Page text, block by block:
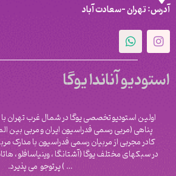
آدرس: تهران -سعادت آباد
استودیو آناندا یوگا
اولین استودیو تخصصی یوگا در شمال غرب تهران
پناهی (مربی رسمی فدراسیون ایران و مربی بین
کادر مجربی از مربیان رسمی فدراسیون با
در سبکهای مختلف یوگا (آشتانگا ، وینیاسافلو ،
‌… ) پرتوجو می پذیرد.